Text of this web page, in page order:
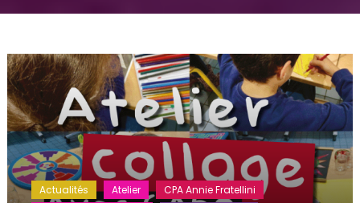
Actualités Atelier
CPA Annie Fratellini